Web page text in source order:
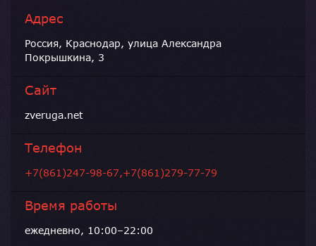
Адрес
Россия, Краснодар, улица Александра
Покрышкина, 3
Сайт
zveruga.net
Телефон
+7(861)247-98-67,+7(861)279-77-79
Время работы
ежедневно, 10:00–22:00